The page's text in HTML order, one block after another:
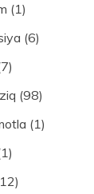
(1)
(6)
(98)
(1)